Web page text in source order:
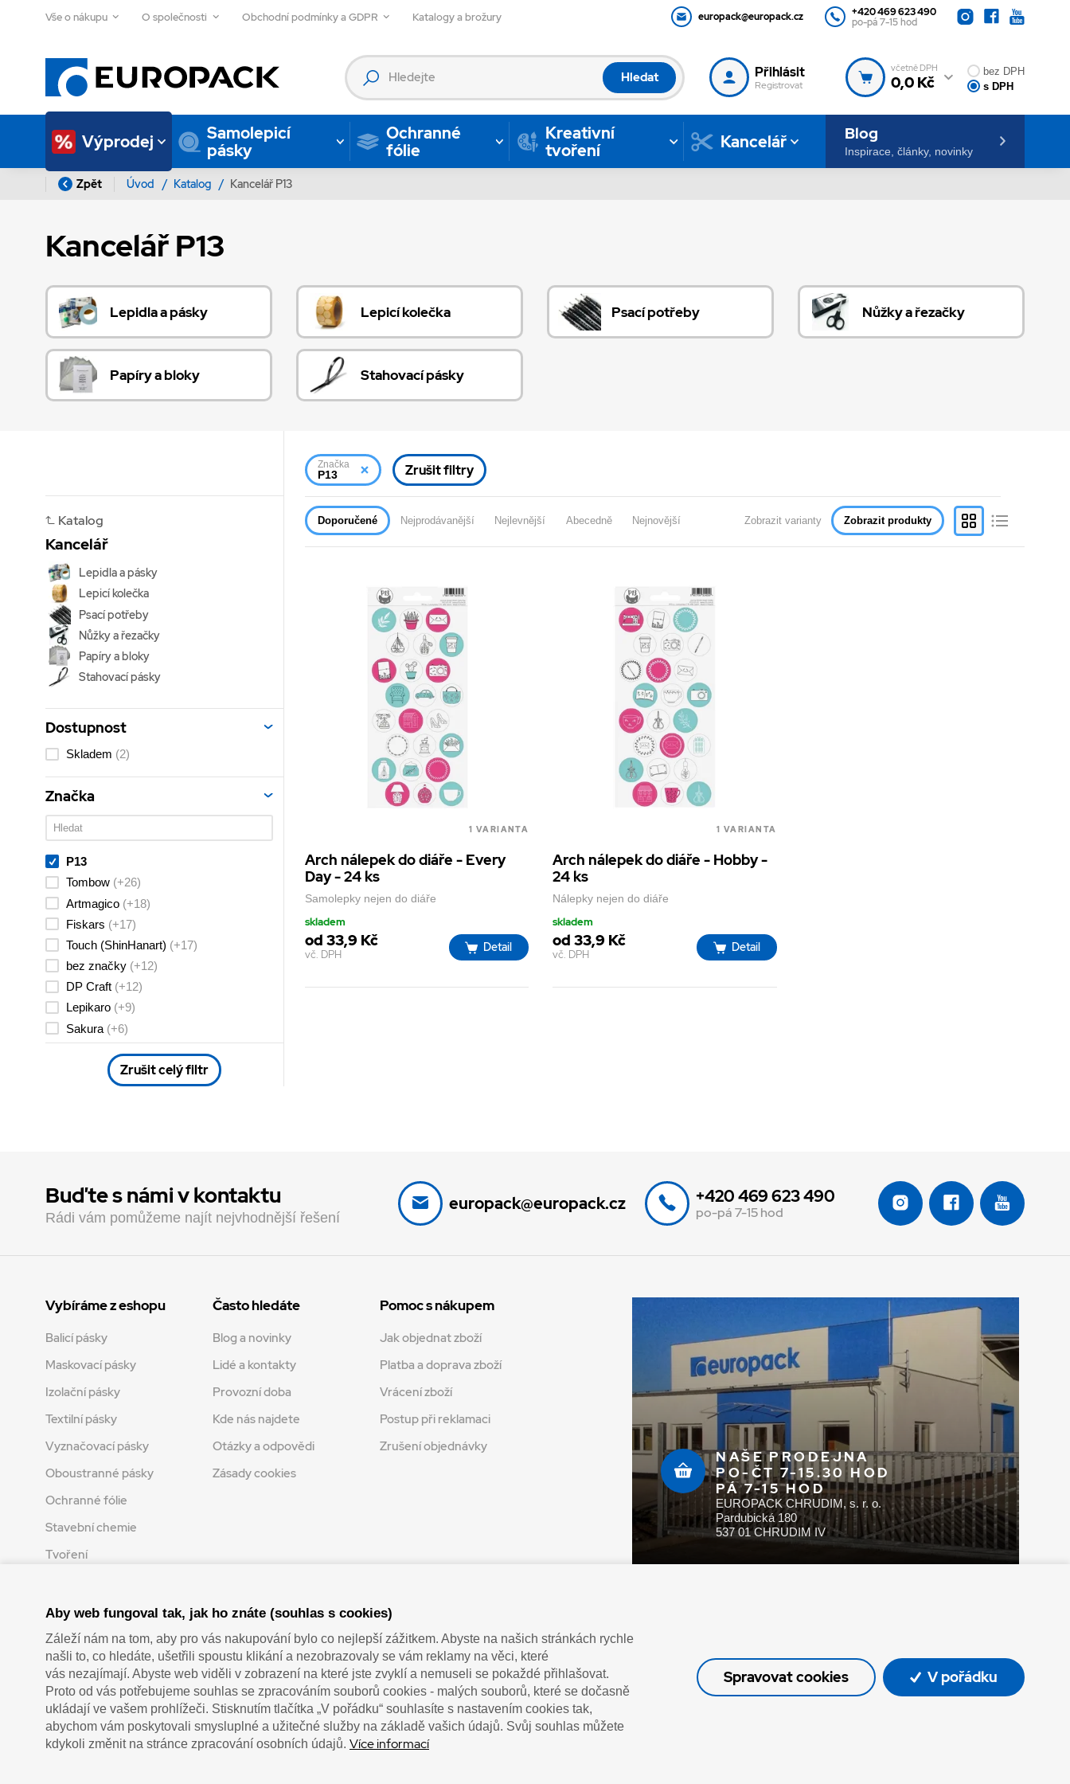
Vše o nákupu O společnosti Obchodní podmínky a GDPR Katalogy a brožury europack@europack.cz
+420 469 623 490
po-pá 7-15 hod
Hledat Přihlásit
Registrovat
včetně DPH
0,0 Kč
bez DPH
s DPH
Výprodej
Samolepicí
pásky
Ochranné
fólie
Kreativní
tvoření
Kancelář Blog
Inspirace, články, novinky
Zpět Úvod / Katalog / Kancelář P13
Kancelář P13
Lepidla a pásky Lepicí kolečka Psací potřeby Nůžky a řezačky
Papíry a bloky Stahovací pásky
Katalog
Kancelář
Lepidla a pásky
Lepicí kolečka
Psací potřeby
Nůžky a řezačky
Papíry a bloky
Stahovací pásky
Dostupnost
Skladem (2)
Značka
P13
Tombow (+26)
Artmagico (+18)
Fiskars (+17)
Touch (ShinHanart) (+17)
bez značky (+12)
DP Craft (+12)
Lepikaro (+9)
Sakura (+6)
Friulsider
(+3)
(+3)
Faber-Castell (+2)
3M (+1)
Galeria Papieru (+1)
Kores
NAR (+1)
Zrušit celý filtr
Značka
P13 Zrušit filtry
Doporučené Nejprodávanější Nejlevnější Abecedně Nejnovější Zobrazit varianty Zobrazit produkty
1 VARIANTA
Arch nálepek do diáře - Every
Day - 24 ks
Samolepky nejen do diáře
skladem
od 33,9 Kč
vč. DPH Detail
1 VARIANTA
Arch nálepek do diáře - Hobby -
24 ks
Nálepky nejen do diáře
skladem
od 33,9 Kč
vč. DPH Detail
Buďte s námi v kontaktu
Rádi vám pomůžeme najít nejvhodnější řešení
europack@europack.cz +420 469 623 490
po-pá 7-15 hod
Vybíráme z eshopu
Balicí pásky
Maskovací pásky
Izolační pásky
Textilní pásky
Vyznačovací pásky
Oboustranné pásky
Ochranné fólie
Stavební chemie
Tvoření
Často hledáte
Blog a novinky
Lidé a kontakty
Provozní doba
Kde nás najdete
Otázky a odpovědi
Zásady cookies
Pomoc s nákupem
Jak objednat zboží
Platba a doprava zboží
Vrácení zboží
Postup při reklamaci
Zrušení objednávky
NAŠE PRODEJNA
PO-ČT 7-15.30 HOD
PÁ 7-15 HOD
EUROPACK CHRUDIM, s. r. o.
Pardubická 180
537 01 CHRUDIM IV
Zaplatit u nás můžete hotově i online Doprava vaším oblíbeným dopravcem
”Lepíme s jistotou”
Aby web fungoval tak, jak ho znáte (souhlas s cookies)
Záleží nám na tom, aby pro vás nakupování bylo co nejlepší zážitkem. Abyste na našich stránkách rychle
našli to, co hledáte, ušetřili spoustu klikání a nezobrazovaly se vám reklamy na věci, které
vás nezajímají. Abyste web viděli v zobrazení na které jste zvyklí a nemuseli se pokaždé přihlašovat.
Proto od vás potřebujeme souhlas se zpracováním souborů cookies - malých souborů, které se dočasně
ukládají ve vašem prohlížeči. Stisknutím tlačítka „V pořádku“ souhlasíte s nastavením cookies tak,
abychom vám poskytovali smysluplné a užitečné služby na základě vašich údajů. Svůj souhlas můžete
kdykoli změnit na stránce zpracování osobních údajů. Více informací
Spravovat cookies V pořádku